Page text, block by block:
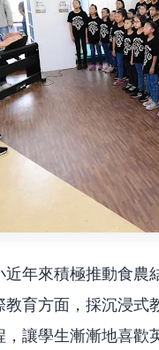
年來積極推動食
育方面，採沉浸
讓學生漸漸地喜